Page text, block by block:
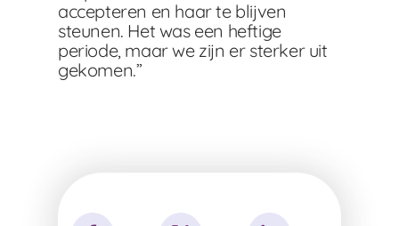
accepteren en haar te blijven
steunen. Het was een heftige
periode, maar we zijn er sterker uit
gekomen.”